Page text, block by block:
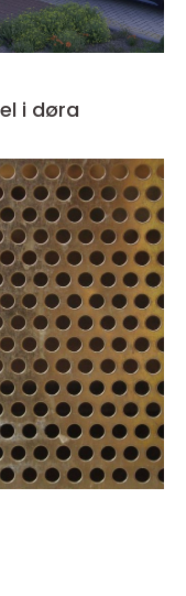
i døra